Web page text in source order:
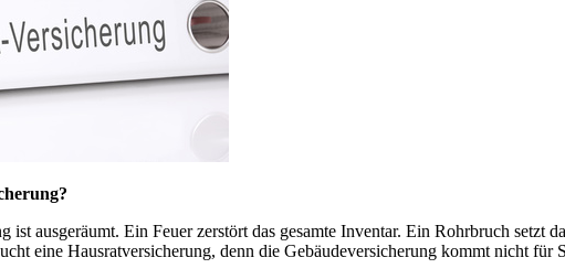
ist ausgeräumt. Ein Feuer zerstört das gesamte Inventar. Ein Rohrbruch setzt
eine Hausratversicherung, denn die Gebäudeversicherung kommt nicht für